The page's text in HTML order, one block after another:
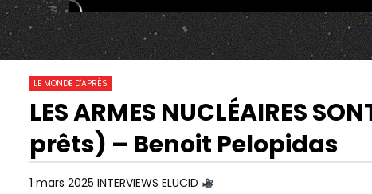
55 820 Views
2 043 0
Watch Later
01:25:40
« ON A PERDU LE CONTRÔLE » : LE
CULTE DE LA PERFORMANCE
OLIVIER HAMANT
38:24
LA FABRIQUE
LE MONDE D'APRÈS
LES ARMES NUCLÉAIRES
prêts) – Benoit Pelopidas
1 mars 2025 INTERVIEWS ELUCID